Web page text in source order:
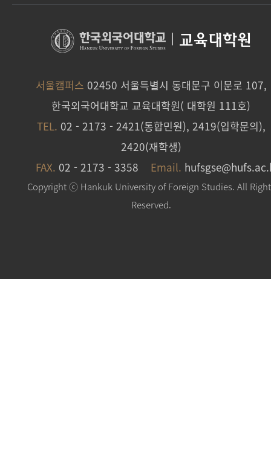
교육대학원
서울캠퍼스 02450 서울특별시 동대문구 이문로 107,
한국외국어대학교 교육대학원( 대학원 111호)
TEL. 02 - 2173 - 2421(통합민원), 2419(입학문의),
2420(재학생)
FAX. 02 - 2173 - 3358 Email.
Copyright ⓒ Hankuk University of Foreign Studies. All
Reserved.